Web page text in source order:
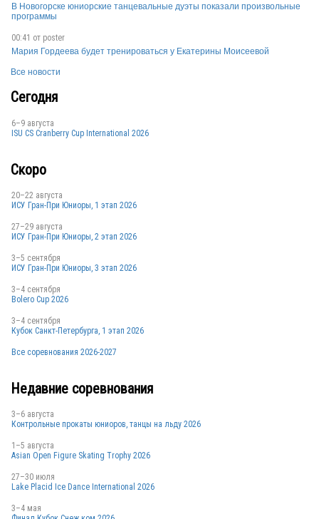
ARG
ARG
В Новогорске юниорские танцевальные дуэты показали произвольные
программы
00:41 от poster
Мария Гордеева будет тренироваться у Екатерины Моисеевой
Все новости
Сегодня
6–9 августа
ISU CS Cranberry Cup International 2026
Скоро
20–22 августа
ИСУ Гран-При Юниоры, 1 этап 2026
27–29 августа
ИСУ Гран-При Юниоры, 2 этап 2026
3–5 сентября
ИСУ Гран-При Юниоры, 3 этап 2026
3–4 сентября
Bolero Cup 2026
3–4 сентября
Кубок Санкт-Петербурга, 1 этап 2026
Все соревнования 2026-2027
Недавние соревнования
3–6 августа
Контрольные прокаты юниоров, танцы на льду 2026
1–5 августа
Asian Open Figure Skating Trophy 2026
27–30 июля
Lake Placid Ice Dance International 2026
3–4 мая